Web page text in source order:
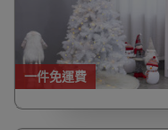
一件免運費